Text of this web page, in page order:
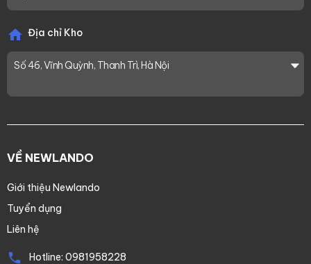
Địa chỉ Kho
Số 46, Vĩnh Quỳnh, Thanh Trì, Hà Nội
VỀ NEWLANDO
Giới thiệu Newlando
Tuyển dụng
Liên hệ
Hotline: 0981958228